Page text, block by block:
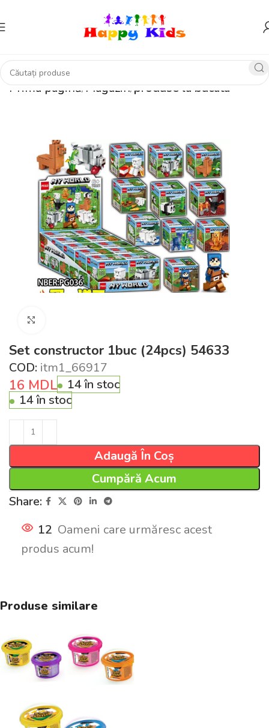
Prima pagină Magazin produse la bucata
Set constructor 1buc (24pcs) 54633
COD: itm1_66917
16 MDL
14 în stoc
14 în stoc
Adaugă În Coș
Cumpără Acum
Share:
12 Oameni care urmăresc acest
produs acum!
Produse similare